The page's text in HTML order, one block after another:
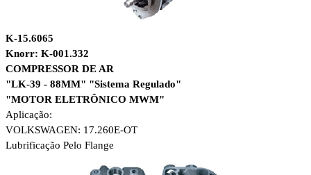
K-15.6065
Knorr: K-001.332
COMPRESSOR DE AR
"LK-39 - 88MM" "Sistema Regulado"
"MOTOR ELETRÔNICO MWM"
Aplicação:
VOLKSWAGEN: 17.260E-OT
Lubrificação Pelo Flange